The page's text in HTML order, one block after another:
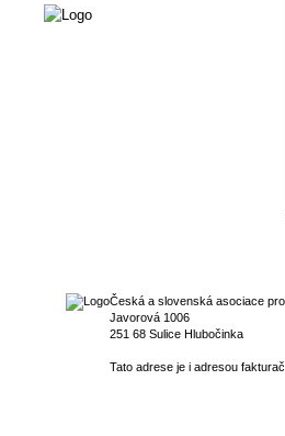
Česká a slovenská asociace
Javorová 1006
251 68 Sulice Hlubočinka
Tato adrese je i adresou